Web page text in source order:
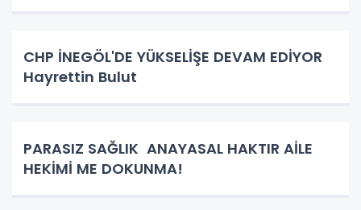
CHP İNEGÖL'DE YÜKSELİŞE DEVAM EDİYOR
Hayrettin Bulut
PARASIZ SAĞLIK ANAYASAL HAKTIR AİLE
HEKİMİ ME DOKUNMA!